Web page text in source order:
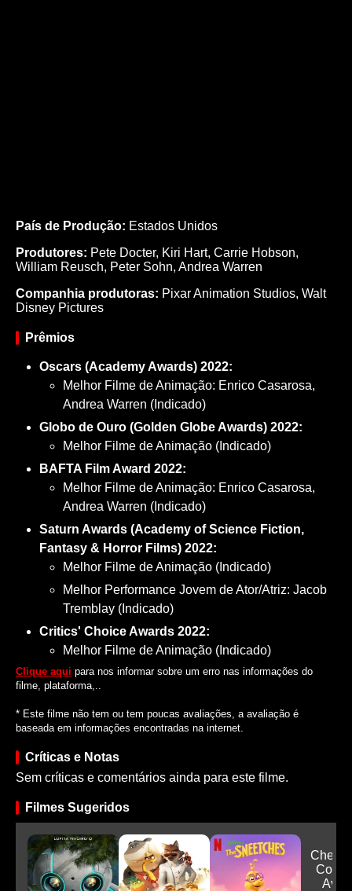
País de Produção: Estados Unidos
Produtores: Pete Docter, Kiri Hart, Carrie Hobson,
William Reusch, Peter Sohn, Andrea Warren
Companhia produtoras: Pixar Animation Studios, Walt
Disney Pictures
Prêmios
Oscars (Academy Awards) 2022:
Melhor Filme de Animação: Enrico Casarosa,
Andrea Warren (Indicado)
Globo de Ouro (Golden Globe Awards) 2022:
Melhor Filme de Animação (Indicado)
BAFTA Film Award 2022:
Melhor Filme de Animação: Enrico Casarosa,
Andrea Warren (Indicado)
Saturn Awards (Academy of Science Fiction,
Fantasy & Horror Films) 2022:
Melhor Filme de Animação (Indicado)
Melhor Performance Jovem de Ator/Atriz: Jacob
Tremblay (Indicado)
Critics' Choice Awards 2022:
Melhor Filme de Animação (Indicado)
Clique aqui para nos informar sobre um erro nas informações do
filme, plataforma,..
* Este filme não tem ou tem poucas avaliações, a avaliação é
baseada em informações encontradas na internet.
Críticas e Notas
Sem críticas e comentários ainda para este filme.
Filmes Sugeridos
Chef